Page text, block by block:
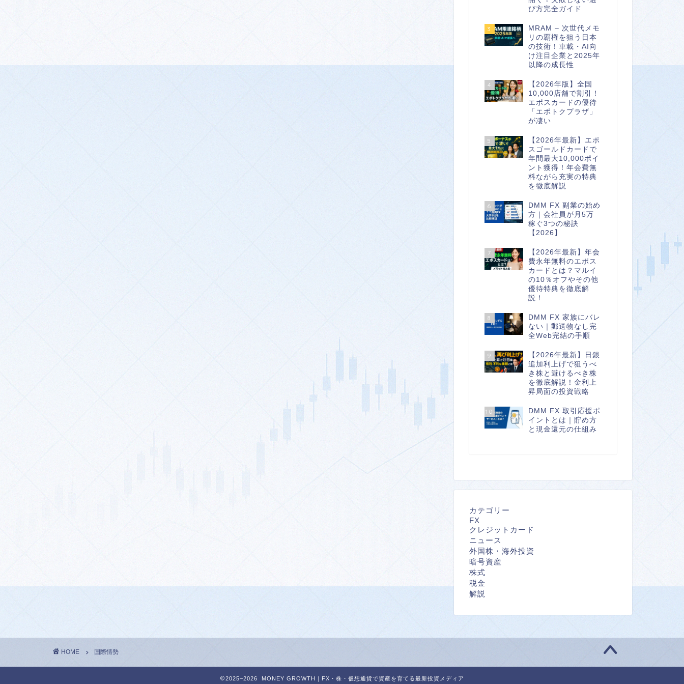
び方完全ガイド
3
MRAM – 次世代メモ
リの覇権を狙う日本
の技術！車載・AI向
け注目企業と2025年
以降の成長性
4
【2026年版】全国
10,000店舗で割引！
エポスカードの優待
「エポトクプラザ」
が凄い
5
【2026年最新】エポ
スゴールドカードで
年間最大10,000ポイ
ント獲得！年会費無
料ながら充実の特典
を徹底解説
6
DMM FX 副業の始め
方｜会社員が月5万
稼ぐ3つの秘訣
【2026】
7
【2026年最新】年会
費永年無料のエポス
カードとは？マルイ
の10％オフやその他
優待特典を徹底解
説！
8
DMM FX 家族にバレ
ない｜郵送物なし完
全Web完結の手順
9
【2026年最新】日銀
追加利上げで狙うべ
き株と避けるべき株
を徹底解説！金利上
昇局面の投資戦略
10
DMM FX 取引応援ポ
イントとは｜貯め方
と現金還元の仕組み
カテゴリー
FX
クレジットカード
ニュース
外国株・海外投資
暗号資産
株式
税金
解説
HOME 国際情勢
2025–2026 MONEY GROWTH｜FX・株・仮想通貨で資産を育てる最新投資メディア